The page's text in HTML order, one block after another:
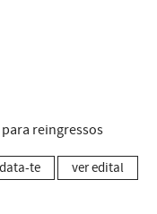
reingressos
te ver edital